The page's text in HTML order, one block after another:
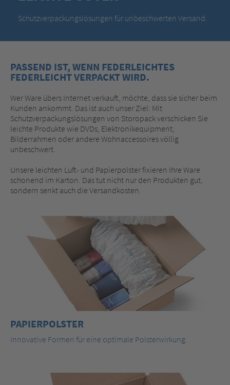
Schutzverpackungslösungen für unbeschwerten Versand.
PASSEND IST, WENN FEDERLEICHTES
FEDERLEICHT VERPACKT WIRD.
Wer Ware übers Internet verkauft, möchte, dass sie sicher beim
Kunden ankommt. Das ist auch unser Ziel: Mit
Schutzverpackungslösungen von Storopack verschicken Sie
leichte Produkte wie DVDs, Elektronikequipment,
Bilderrahmen oder andere Wohnaccessoires völlig
unbeschwert.
Unsere leichten Luft- und Papierpolster fixieren Ihre Ware
schonend im Karton. Das tut nicht nur den Produkten gut,
sondern senkt auch die Versandkosten.
PAPIERPOLSTER
Innovative Formen für eine optimale Polsterwirkung.